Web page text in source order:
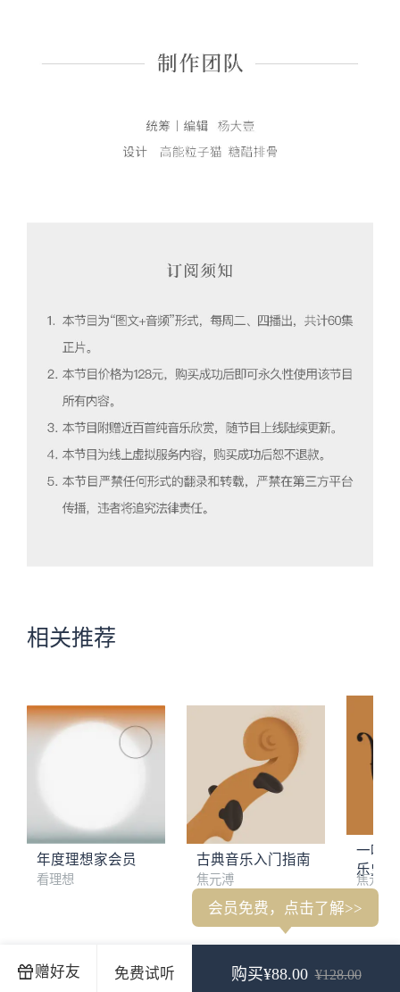
赠好友 免费试听 购买¥88.00 ¥128.00
会员免费，点击了解>>
相关推荐
年度理想家会员
看理想
古典音乐入门指南
焦元溥
一听
乐史
焦元溥
梁文道：看理想终于有了中国传统音乐的节目